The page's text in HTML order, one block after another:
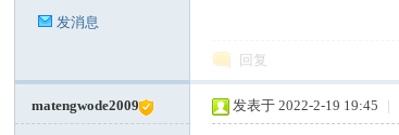
发消息
回复
matengwode2009 发表于 2022-2-19 19:45 |